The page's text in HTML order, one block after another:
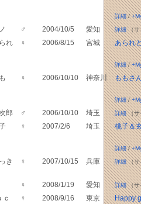
詳細/
♂ 2004/10/5 愛知 詳細（サ
れ ♀ 2006/8/15 宮城 あられ
詳細/
♀ 2006/10/10 神奈川 ももさ
詳細/
郎 ♂ 2006/10/10 埼玉 詳細（サ
♀ 2007/2/6 埼玉 桃子＆
詳細/
き
♀ 2007/10/15 兵庫 詳細（サ
♀ 2008/1/19 愛知 詳細（サ
ｃ
♀ 2008/9/16 東京 Happy